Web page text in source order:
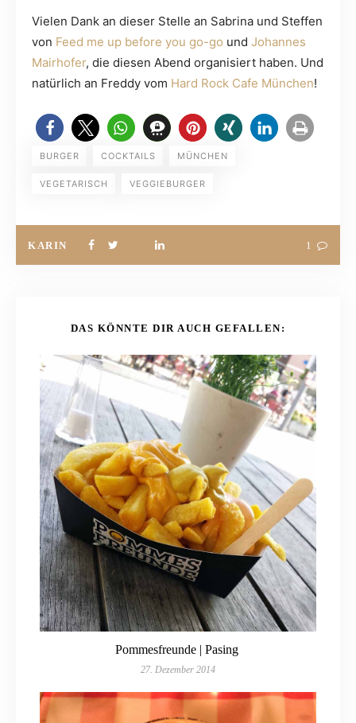
Vielen Dank an dieser Stelle an Sabrina und Steffen
von Feed me up before you go-go und Johannes
Mairhofer, die diesen Abend organisiert haben. Und
natürlich an Freddy vom Hard Rock Cafe München!
BURGER COCKTAILS MÜNCHEN
VEGETARISCH VEGGIEBURGER
KARIN 1
DAS KÖNNTE DIR AUCH GEFALLEN:
Pommesfreunde | Pasing
27. Dezember 2014